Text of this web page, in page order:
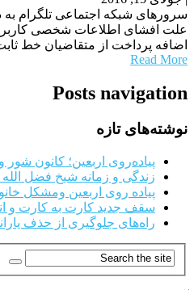
سرورهای شبکه اجتماعی تلگرام
علت افشای اطلاعات شخصی
اضافه پرداخت از متقاضیان خط
Read More
Posts navigation
نوشته‌های تازه
پیاده‌روی اربعین؛ کانون شور
زندگی و زمانه شیخ فضل
پیاده روی اربعین ومشکل
سقف جدید کارت به کارت و
راه‌های جلوگیری از حذف